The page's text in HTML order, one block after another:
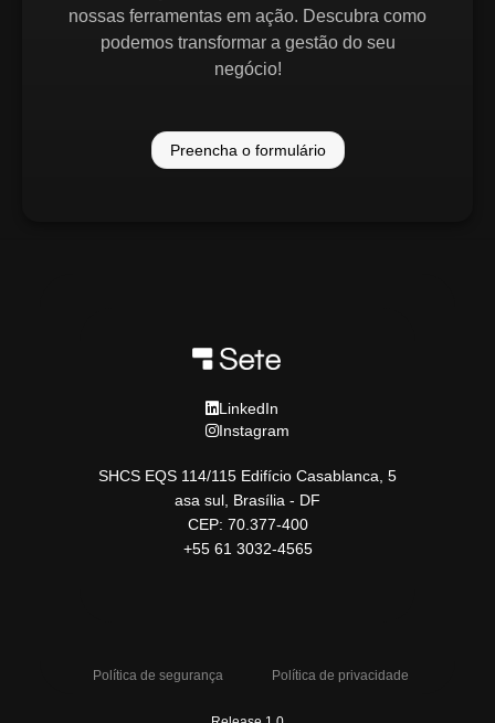
nossas ferramentas em ação. Descubra como
podemos transformar a gestão do seu
negócio!
Preencha o formulário
LinkedIn
Instagram
SHCS EQS 114/115 Edifício Casablanca, 5
asa sul, Brasília - DF
CEP: 70.377-400
+55 61 3032-4565
Política de segurança Política de privacidade